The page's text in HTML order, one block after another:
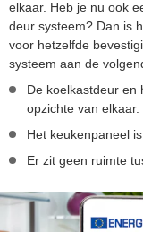
elkaar. Heb je nu ook
deur systeem? Dan is
voor hetzelfde
systeem aan de
De koelkastdeur en
opzichte van elkaar.
Het keukenpaneel
Er zit geen ruimte